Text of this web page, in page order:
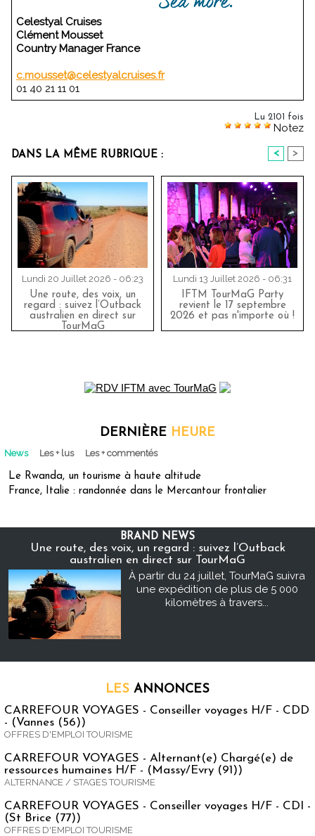
Celestyal Cruises
Clément Mousset
Country Manager France
c.mousset@celestyalcruises.fr
01 40 21 11 01
Lu 2101 fois
Notez
DANS LA MÊME RUBRIQUE : < >
Lundi 20 Juillet 2026 - 06:23
Une route, des voix, un
regard : suivez l’Outback
australien en direct sur
TourMaG
Lundi 13 Juillet 2026 - 06:31
IFTM TourMaG Party
revient le 17 septembre
2026 et pas n'importe où !
DERNIÈRE HEURE
News Les + lus Les + commentés
Le Rwanda, un tourisme à haute altitude
France, Italie : randonnée dans le Mercantour frontalier
BRAND NEWS
Une route, des voix, un regard : suivez l’Outback
australien en direct sur TourMaG
À partir du 24 juillet, TourMaG suivra
une expédition de plus de 5 000
kilomètres à travers...
LES ANNONCES
CARREFOUR VOYAGES - Conseiller voyages H/F - CDD
- (Vannes (56))
OFFRES D'EMPLOI TOURISME
CARREFOUR VOYAGES - Alternant(e) Chargé(e) de
ressources humaines H/F - (Massy/Evry (91))
ALTERNANCE / STAGES TOURISME
CARREFOUR VOYAGES - Conseiller voyages H/F - CDI -
(St Brice (77))
OFFRES D'EMPLOI TOURISME